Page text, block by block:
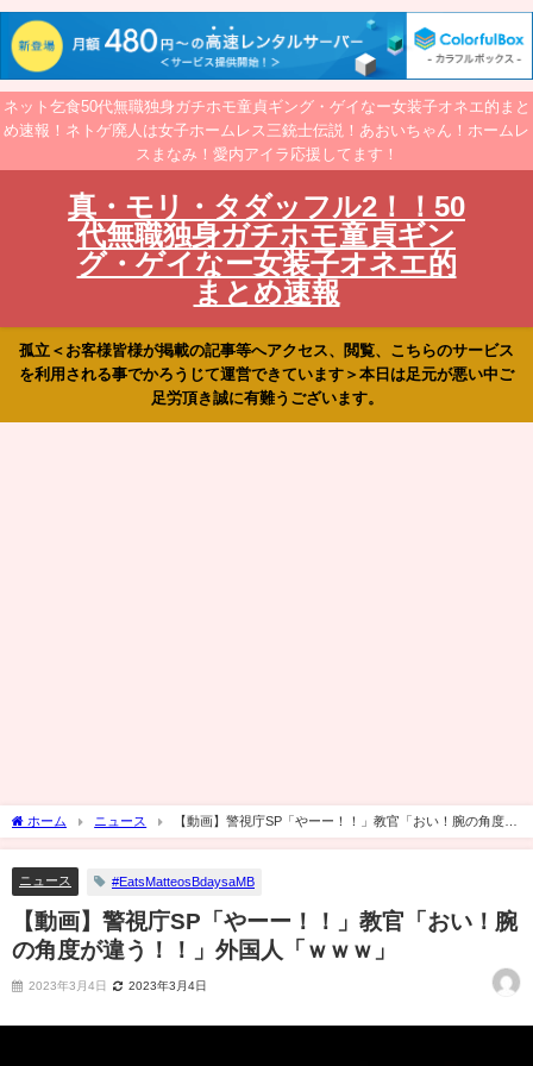
ネット乞食50代無職独身ガチホモ童貞ギング・ゲイなー女装子オネエ的まと
め速報！ネトゲ廃人は女子ホームレス三銃士伝説！あおいちゃん！ホームレ
スまなみ！愛内アイラ応援してます！
真・モリ・タダッフル2！！50
代無職独身ガチホモ童貞ギン
グ・ゲイなー女装子オネエ的
まとめ速報
孤立＜お客様皆様が掲載の記事等へアクセス、閲覧、こちらのサービス
を利用される事でかろうじて運営できています＞本日は足元が悪い中ご
足労頂き誠に有難うございます。
ホーム ニュース
【動画】警視庁SP「やーー！！」教官「おい！腕の角度が
違う！！」外国人「ｗｗｗ」
ニュース #EatsMatteosBdaysaMB
【動画】警視庁SP「やーー！！」教官「おい！腕
の角度が違う！！」外国人「ｗｗｗ」
2023年3月4日 2023年3月4日